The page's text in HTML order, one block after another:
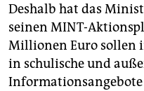
Deshalb hat das
seinen MINT-
Millionen Euro sollen
in schulische und